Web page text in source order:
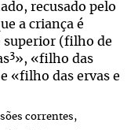
recusado pelo
a criança é
superior (filho de
3», «filho das
«filho das ervas e
correntes,